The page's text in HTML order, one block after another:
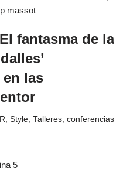
fantasma de la
en las
, Style, Talleres, conferencias